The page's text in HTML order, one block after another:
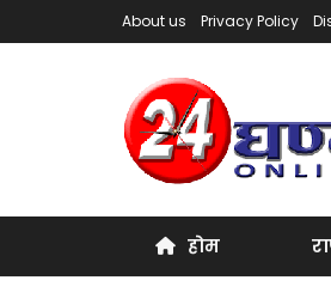
About us Privacy Policy
होम